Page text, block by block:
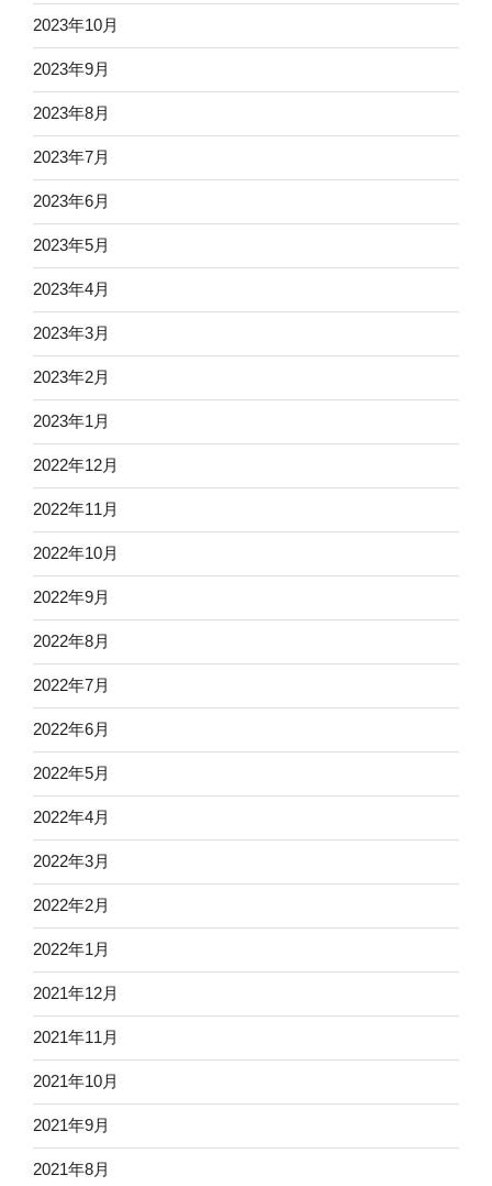
2023年10月
2023年9月
2023年8月
2023年7月
2023年6月
2023年5月
2023年4月
2023年3月
2023年2月
2023年1月
2022年12月
2022年11月
2022年10月
2022年9月
2022年8月
2022年7月
2022年6月
2022年5月
2022年4月
2022年3月
2022年2月
2022年1月
2021年12月
2021年11月
2021年10月
2021年9月
2021年8月